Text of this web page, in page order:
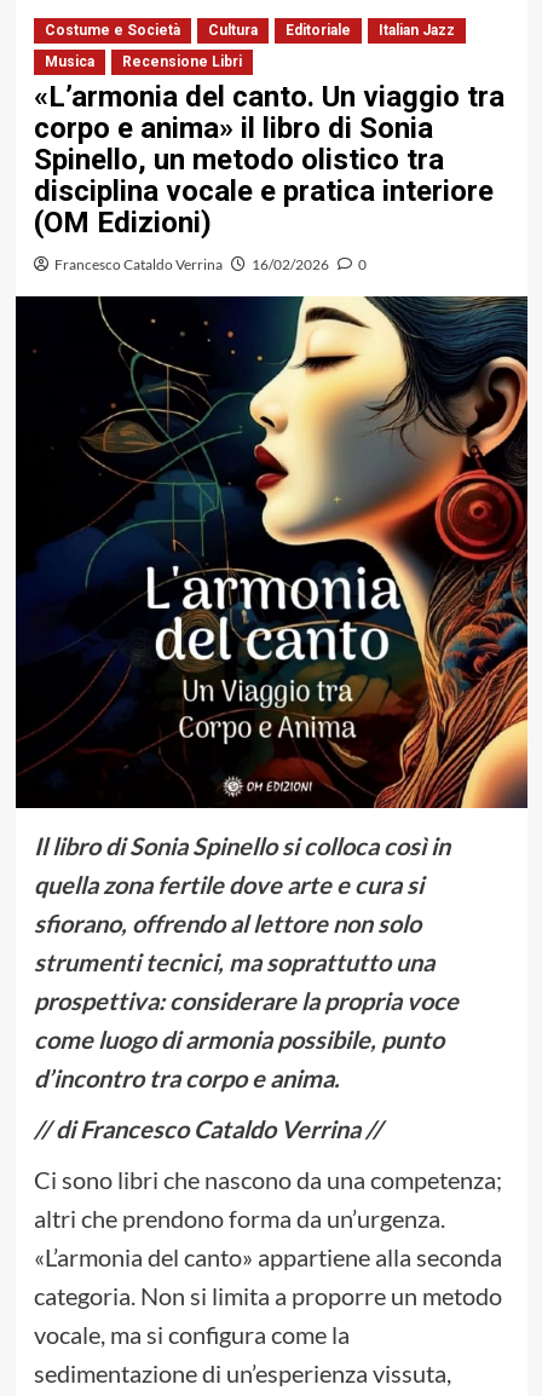
Costume e Società Cultura Editoriale
Italian Jazz
Musica
Recensione Libri
«L’armonia del canto. Un viaggio tra
corpo e anima» il libro di Sonia
Spinello, un metodo olistico tra
disciplina vocale e pratica interiore
(OM Edizioni)
Francesco Cataldo Verrina 16/02/2026 0
Il libro di Sonia Spinello si colloca così in
quella zona fertile dove arte e cura si
sfiorano, offrendo al lettore non solo
strumenti tecnici, ma soprattutto una
prospettiva: considerare la propria voce
come luogo di armonia possibile, punto
d’incontro tra corpo e anima.
// di Francesco Cataldo Verrina //
Ci sono libri che nascono da una competenza;
altri che prendono forma da un’urgenza.
«L’armonia del canto» appartiene alla seconda
categoria. Non si limita a proporre un metodo
vocale, ma si configura come la
sedimentazione di un’esperienza vissuta,